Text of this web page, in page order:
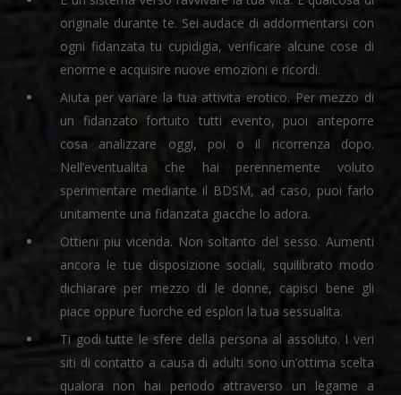
originale durante te. Sei audace di addormentarsi con
ogni fidanzata tu cupidigia, verificare alcune cose di
enorme e acquisire nuove emozioni e ricordi.
Aiuta per variare la tua attivita erotico. Per mezzo di
un fidanzato fortuito tutti evento, puoi anteporre
cosa analizzare oggi, poi o il ricorrenza dopo.
Nell’eventualita che hai perennemente voluto
sperimentare mediante il BDSM, ad caso, puoi farlo
unitamente una fidanzata giacche lo adora.
Ottieni piu vicenda. Non soltanto del sesso. Aumenti
ancora le tue disposizione sociali, squilibrato modo
dichiarare per mezzo di le donne, capisci bene gli
piace oppure fuorche ed esplori la tua sessualita.
Ti godi tutte le sfere della persona al assoluto. I veri
siti di contatto a causa di adulti sono un’ottima scelta
qualora non hai periodo attraverso un legame a